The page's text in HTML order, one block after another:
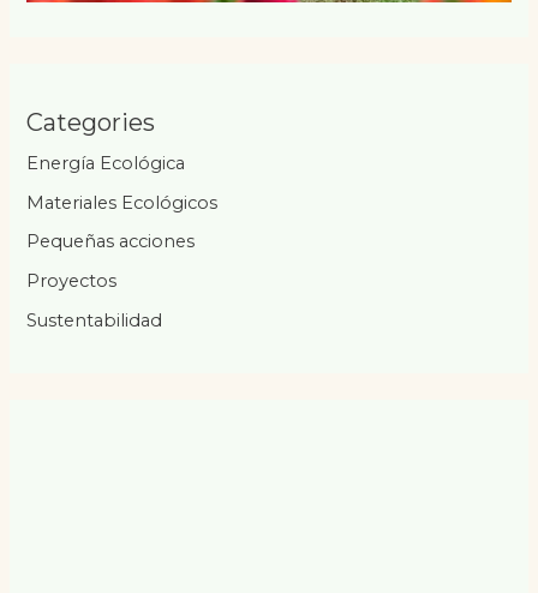
Categories
Energía Ecológica
Materiales Ecológicos
Pequeñas acciones
Proyectos
Sustentabilidad